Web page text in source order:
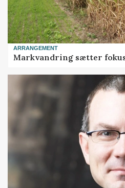
ARRANGEMENT
Markvandring sætter